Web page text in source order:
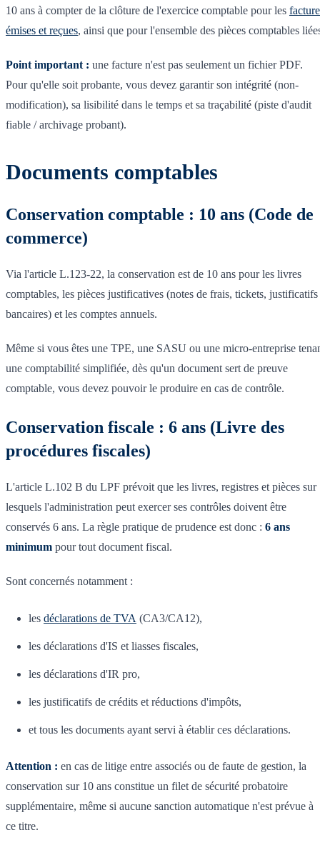
10 ans à compter de la clôture de l'exercice comptable pour les
émises et reçues, ainsi que pour l'ensemble des pièces comptables
Point important : une facture n'est pas seulement un fichier PDF.
Pour qu'elle soit probante, vous devez garantir son intégrité (non-
modification), sa lisibilité dans le temps et sa traçabilité (piste d'audit
fiable / archivage probant).
Documents comptables
Conservation comptable : 10 ans (Code de
commerce)
Via l'article L.123-22, la conservation est de 10 ans pour les livres
comptables, les pièces justificatives (notes de frais, tickets, justificatifs
bancaires) et les comptes annuels.
Même si vous êtes une TPE, une SASU ou une micro-entreprise
une comptabilité simplifiée, dès qu'un document sert de preuve
comptable, vous devez pouvoir le produire en cas de contrôle.
Conservation fiscale : 6 ans (Livre des
procédures fiscales)
L'article L.102 B du LPF prévoit que les livres, registres et pièces sur
lesquels l'administration peut exercer ses contrôles doivent être
conservés 6 ans. La règle pratique de prudence est donc : 6 ans
minimum pour tout document fiscal.
Sont concernés notamment :
les déclarations de TVA (CA3/CA12),
les déclarations d'IS et liasses fiscales,
les déclarations d'IR pro,
les justificatifs de crédits et réductions d'impôts,
et tous les documents ayant servi à établir ces déclarations.
Attention : en cas de litige entre associés ou de faute de gestion, la
conservation sur 10 ans constitue un filet de sécurité probatoire
supplémentaire, même si aucune sanction automatique n'est prévue à
ce titre.